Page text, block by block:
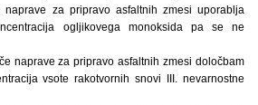
za pripravo asfaltnih zmesi uporablja
ogljikovega monoksida pa se ne
naprave za pripravo asfaltnih zmesi določbam
vsote rakotvornih snovi III. nevarnostne